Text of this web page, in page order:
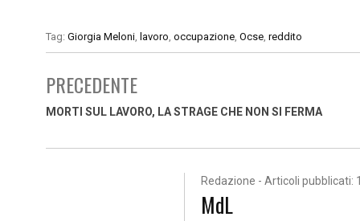
Tag: Giorgia Meloni lavoro occupazione Ocse reddito
PRECEDENTE
MORTI SUL LAVORO, LA STRAGE CHE NON SI FERMA
Redazione - Articoli pubblicati: 1
MdL